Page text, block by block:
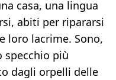
casa, una lingua
abiti per ripararsi
loro lacrime. Sono,
specchio più
dagli orpelli delle